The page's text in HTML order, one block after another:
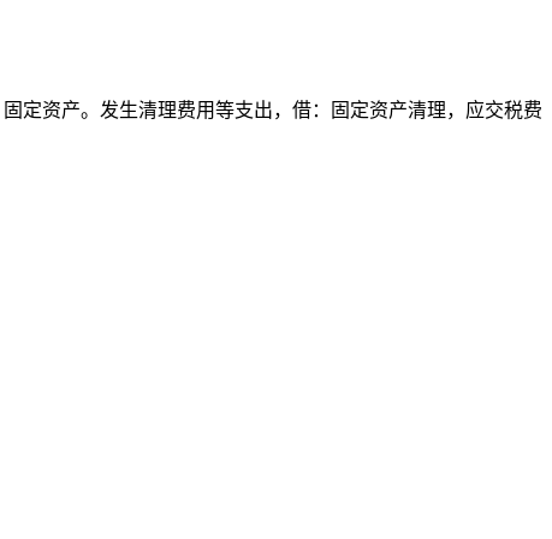
资产。发生清理费用等支出，借：固定资产清理，应交税费